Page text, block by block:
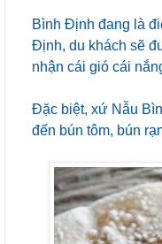
Bình Định đang là
Định, du khách sẽ
nhận cái gió cái
Đặc biệt, xứ Nẫu
đến bún tôm, bún